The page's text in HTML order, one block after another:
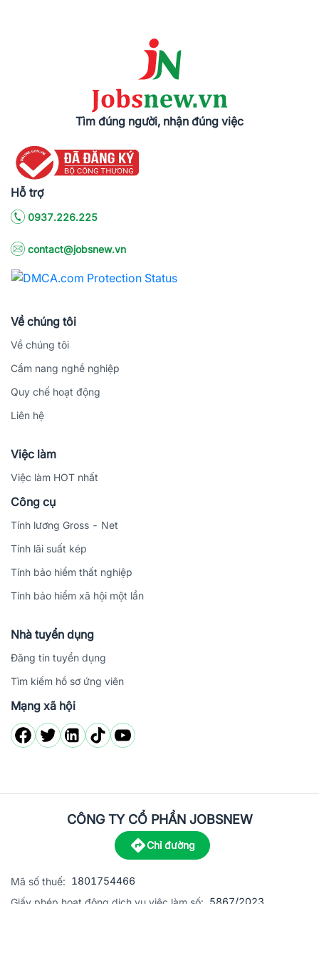
Tìm đúng người, nhận đúng việc
Hỗ trợ
0937.226.225
contact@jobsnew.vn
Về chúng tôi
Về chúng tôi
Cẩm nang nghề nghiệp
Quy chế hoạt động
Liên hệ
Việc làm
Việc làm HOT nhất
Công cụ
Tính lương Gross - Net
Tính lãi suất kép
Tính bảo hiểm thất nghiệp
Tính bảo hiểm xã hội một lần
Nhà tuyển dụng
Đăng tin tuyển dụng
Tìm kiếm hồ sơ ứng viên
Mạng xã hội
CÔNG TY CỔ PHẦN JOBSNEW
Chỉ đường
Mã số thuế: 1801754466
Giấy phép hoạt động dịch vụ việc làm số: 5867/2023